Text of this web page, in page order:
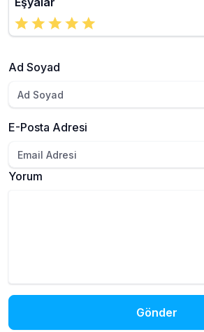
Ad Soyad
E-Posta Adresi
Yorum
Gönder